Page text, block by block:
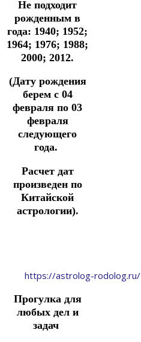
Не подходит
рожденным в
года: 1940; 1952;
1964; 1976; 1988;
2000; 2012.
(Дату рождения
берем с 04
февраля по 03
февраля
следующего
года.
Расчет дат
произведен по
Китайской
астрологии).
https://astrolog-rodolog.ru/
Прогулка для
любых дел и
задач